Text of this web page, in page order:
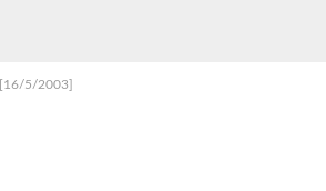
[16/5/2003]